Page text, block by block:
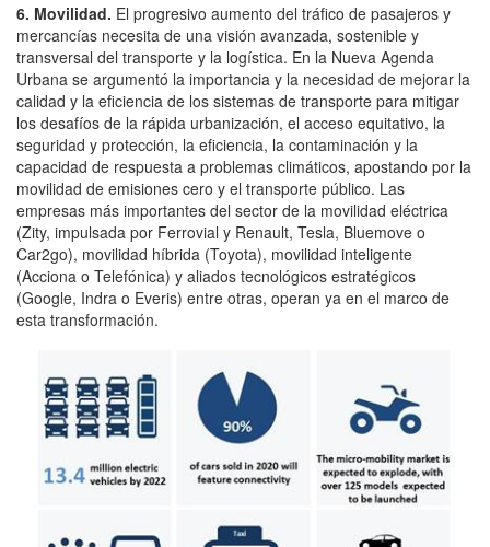
6. Movilidad. El progresivo aumento del tráfico de pasajeros y
mercancías necesita de una visión avanzada, sostenible y
transversal del transporte y la logística. En la Nueva Agenda
Urbana se argumentó la importancia y la necesidad de mejorar la
calidad y la eficiencia de los sistemas de transporte para mitigar
los desafíos de la rápida urbanización, el acceso equitativo, la
seguridad y protección, la eficiencia, la contaminación y la
capacidad de respuesta a problemas climáticos, apostando por la
movilidad de emisiones cero y el transporte público. Las
empresas más importantes del sector de la movilidad eléctrica
(Zity, impulsada por Ferrovial y Renault, Tesla, Bluemove o
Car2go), movilidad híbrida (Toyota), movilidad inteligente
(Acciona o Telefónica) y aliados tecnológicos estratégicos
(Google, Indra o Everis) entre otras, operan ya en el marco de
esta transformación.